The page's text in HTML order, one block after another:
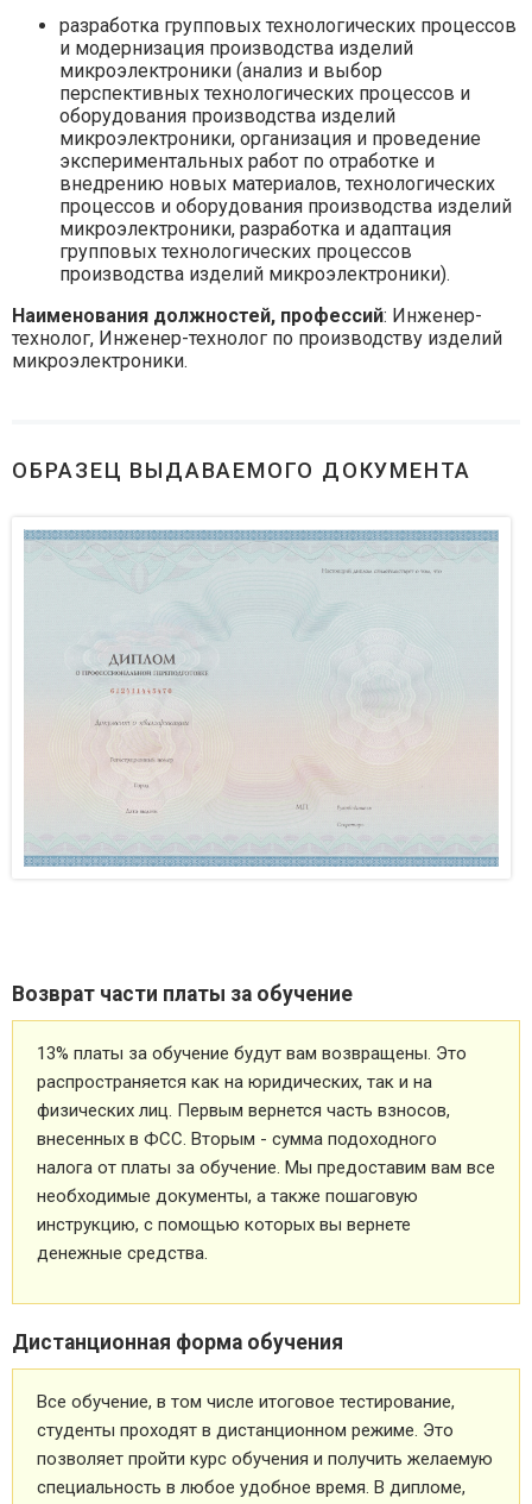
разработка групповых технологических процессов
и модернизация производства изделий
микроэлектроники (анализ и выбор
перспективных технологических процессов и
оборудования производства изделий
микроэлектроники, организация и проведение
экспериментальных работ по отработке и
внедрению новых материалов, технологических
процессов и оборудования производства изделий
микроэлектроники, разработка и адаптация
групповых технологических процессов
производства изделий микроэлектроники).
Наименования должностей, профессий: Инженер-
технолог, Инженер-технолог по производству изделий
микроэлектроники.
ОБРАЗЕЦ ВЫДАВАЕМОГО ДОКУМЕНТА
Возврат части платы за обучение
13% платы за обучение будут вам возвращены. Это
распространяется как на юридических, так и на
физических лиц. Первым вернется часть взносов,
внесенных в ФСС. Вторым - сумма подоходного
налога от платы за обучение. Мы предоставим вам все
необходимые документы, а также пошаговую
инструкцию, с помощью которых вы вернете
денежные средства.
Дистанционная форма обучения
Все обучение, в том числе итоговое тестирование,
студенты проходят в дистанционном режиме. Это
позволяет пройти курс обучения и получить желаемую
специальность в любое удобное время. В дипломе,